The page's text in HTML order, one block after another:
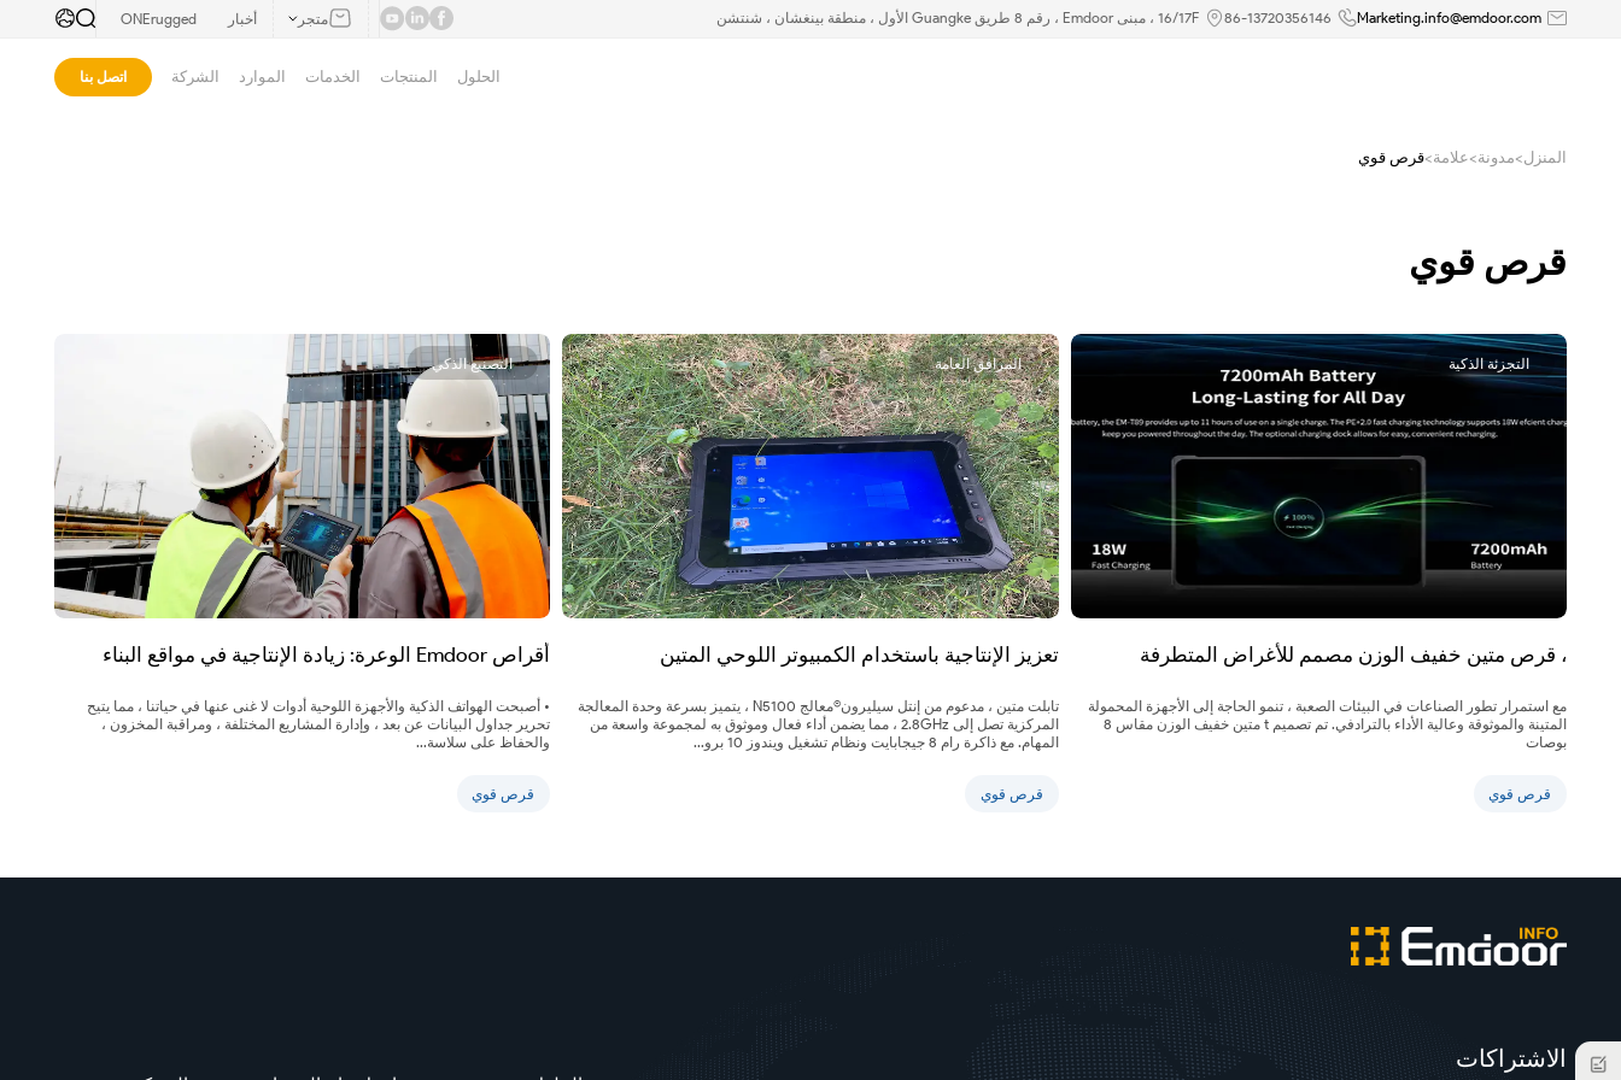
الجهاز
قوي
كمبيوتر
لوحي
بباب
Emdoor
جهاز
كمبيوتر
لوحي
Marketing.info@emdoor.com
86-13720356146 16/17F ، مبنى Emdoor ، رقم 8 طريق Guangke الأول ، منطقة بينغشان ، شنتشن متجر أخبار ONErugged
الحلول المنتجات الخدمات الموارد الشركة اتصل بنا
المنزل>مدونة>علامة>قرص قوي
قرص قوي
التجزئة الذكية
، قرص متين خفيف الوزن مصمم للأغراض المتطرفة
مع استمرار تطور الصناعات في البيئات الصعبة ، تنمو الحاجة إلى الأجهزة المحمولة
المتينة والموثوقة وعالية الأداء بالترادفي. تم تصميم t متين خفيف الوزن مقاس 8
بوصات
قرص قوي
المرافق العامة
تعزيز الإنتاجية باستخدام الكمبيوتر اللوحي المتين
تابلت متين ، مدعوم من إنتل سيليرون®معالج N5100 ، يتميز بسرعة وحدة المعالجة
المركزية تصل إلى 2.8GHz ، مما يضمن أداء فعال وموثوق به لمجموعة واسعة من
المهام. مع ذاكرة رام 8 جيجابايت ونظام تشغيل ويندوز 10 برو...
قرص قوي
التصنيع الذكي
أقراص Emdoor الوعرة: زيادة الإنتاجية في مواقع البناء
• أصبحت الهواتف الذكية والأجهزة اللوحية أدوات لا غنى عنها في حياتنا ، مما يتيح
تحرير جداول البيانات عن بعد ، وإدارة المشاريع المختلفة ، ومراقبة المخزون ،
والحفاظ على سلاسة...
قرص قوي
الاشتراكات